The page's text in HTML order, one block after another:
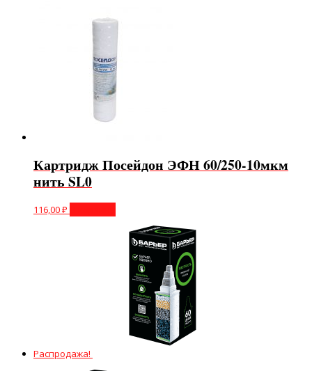
Картридж Посейдон ЭФН 60/250-10мкм
нить SL0
116,00₽
Распродажа!